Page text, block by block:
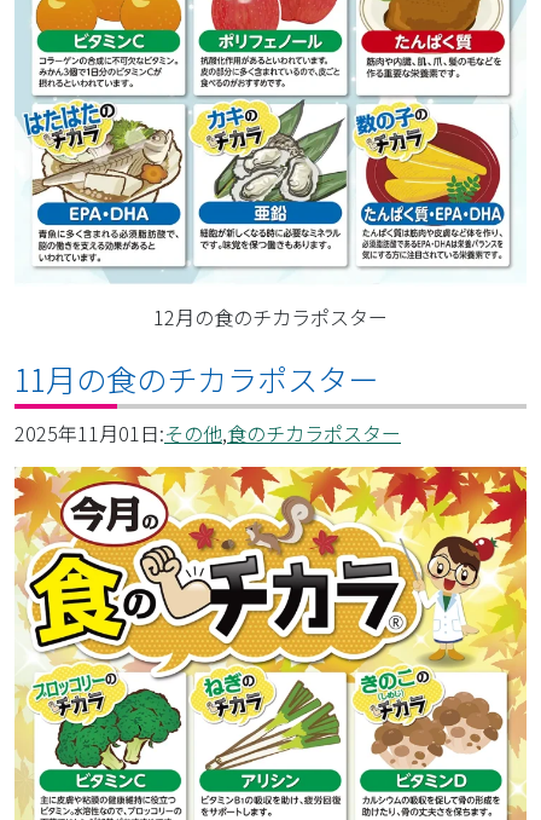
12月の食のチカラポスター
11月の食のチカラポスター
2025年11月01日:その他,食のチカラポスター